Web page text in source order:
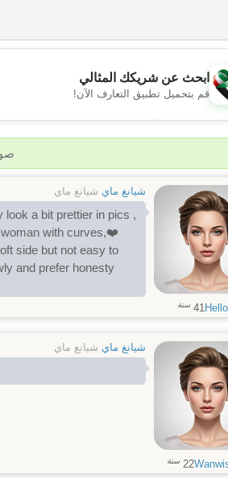
💕
ابحث عن شريكك المثالي
قم بتحميل تطبيق التعارف الآن!
شيانغ ماي شيانغ ماي
look a bit prettier in pics ,
with curves,❤️
and prefer honesty
41 سنة
شيانغ ماي شيانغ ماي
22 سنة